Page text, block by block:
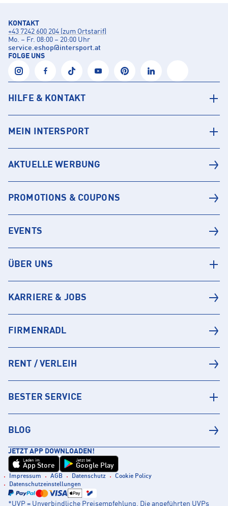
KONTAKT
+43 7242 600 204 (zum Ortstarif)
Mo. – Fr. 08:00 – 20:00 Uhr
service.eshop@intersport.at
FOLGE UNS
HILFE & KONTAKT
MEIN INTERSPORT
AKTUELLE WERBUNG
PROMOTIONS & COUPONS
EVENTS
ÜBER UNS
KARRIERE & JOBS
FIRMENRADL
RENT / VERLEIH
BESTER SERVICE
BLOG
JETZT APP DOWNLOADEN!
Laden im
App Store
Jetzt bei
Google Play
Impressum AGB Datenschutz
Cookie Policy
Datenschutzeinstellungen
*UVP = Unverbindliche Preisempfehlung. Die angeführten UVPs